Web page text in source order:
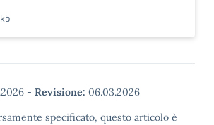
- Revisione: 06.03.2026
specificato, questo articolo è